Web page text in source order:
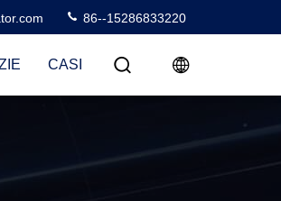
86--15286833220
CASI